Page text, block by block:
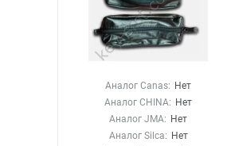
Аналог Canas: Нет
Аналог CHINA: Нет
Аналог JMA: Нет
Аналог Silca: Нет